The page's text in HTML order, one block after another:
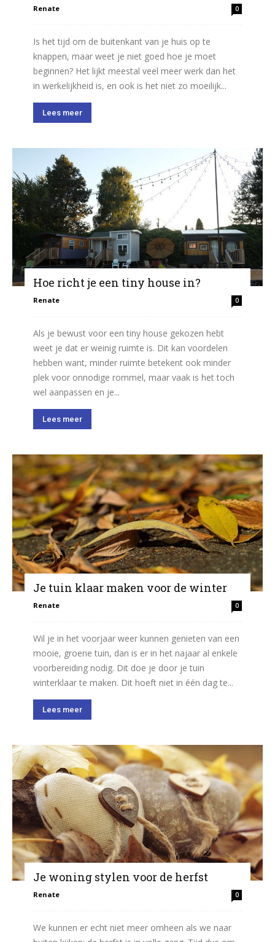
Renate 0
Is het tijd om de buitenkant van je huis op te
knappen, maar weet je niet goed hoe je moet
beginnen? Het lijkt meestal veel meer werk dan het
in werkelijkheid is, en ook is het niet zo moeilijk...
Lees meer
Hoe richt je een tiny house in?
Renate 0
Als je bewust voor een tiny house gekozen hebt
weet je dat er weinig ruimte is. Dit kan voordelen
hebben want, minder ruimte betekent ook minder
plek voor onnodige rommel, maar vaak is het toch
wel aanpassen en je...
Lees meer
Je tuin klaar maken voor de winter
Renate 0
Wil je in het voorjaar weer kunnen genieten van een
mooie, groene tuin, dan is er in het najaar al enkele
voorbereiding nodig. Dit doe je door je tuin
winterklaar te maken. Dit hoeft niet in één dag te...
Lees meer
Je woning stylen voor de herfst
Renate 0
We kunnen er echt niet meer omheen als we naar